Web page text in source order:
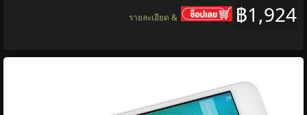
฿1,924
รายละเอียด &